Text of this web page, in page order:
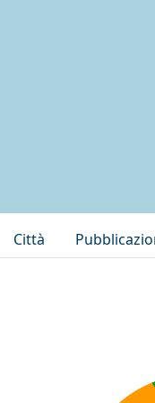
Città